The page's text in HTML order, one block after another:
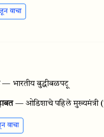
वाचा
— भारतीय बुद्धीबळपटू
— ओडिशाचे पहिले मुख्यमंत्री
वाचा